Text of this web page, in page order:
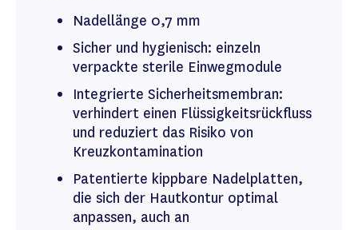
Nadellänge 0,7 mm
Sicher und hygienisch: einzeln
verpackte sterile Einwegmodule
Integrierte Sicherheitsmembran:
verhindert einen Flüssigkeitsrückfluss
und reduziert das Risiko von
Kreuzkontamination
Patentierte kippbare Nadelplatten,
die sich der Hautkontur optimal
anpassen, auch an